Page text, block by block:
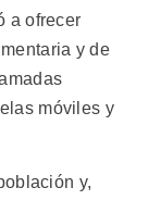
a ofrecer
y de
móviles y
y,